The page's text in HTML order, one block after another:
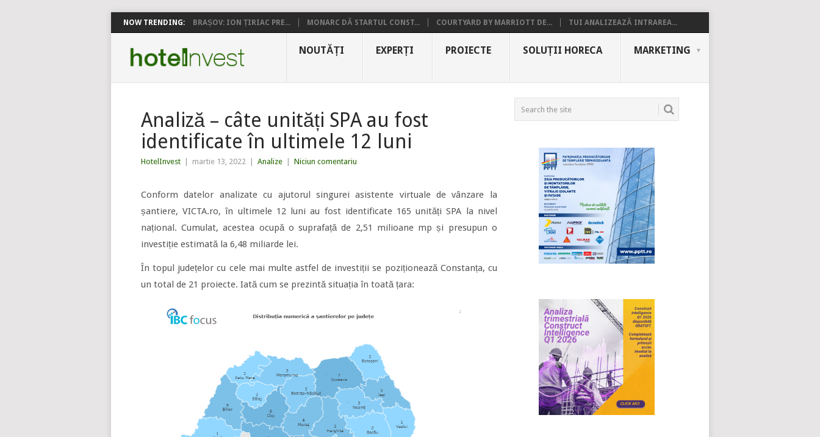
NOW TRENDING: BRAȘOV: ION ȚIRIAC PRE... MONARC DĂ STARTUL CONST... COURTYARD BY MARRIOTT DE... TUI ANALIZEAZĂ INTRAREA...
NOUTĂȚI EXPERȚI PROIECTE SOLUȚII HORECA MARKETING
Analiză – câte unități SPA au fost
identificate în ultimele 12 luni
HotelInvest martie 13, 2022 Analize Niciun comentariu
Conform datelor analizate cu ajutorul singurei asistente virtuale de vânzare la
șantiere, VICTA.ro, în ultimele 12 luni au fost identificate 165 unități SPA la nivel
național. Cumulat, acestea ocupă o suprafață de 2,51 milioane mp și presupun o
investiție estimată la 6,48 miliarde lei.
În topul județelor cu cele mai multe astfel de investiții se poziționează Constanța, cu
un total de 21 proiecte. Iată cum se prezintă situația în toată țara: